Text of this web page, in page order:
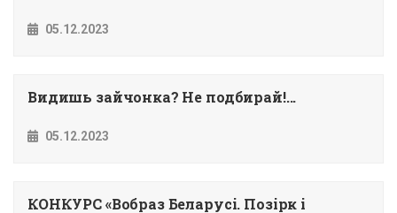
05.12.2023
Видишь зайчонка? Не подбирай!...
05.12.2023
КОНКУРС «Вобраз Беларусi. Позiрк i